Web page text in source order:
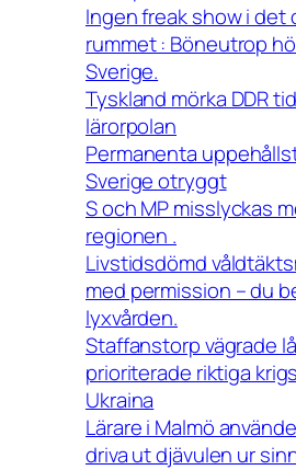
Ingen freak show i det
rummet : Böneutrop
Sverige.
Tyskland mörka DDR
lärorpolan
Permanenta
Sverige otryggt
S och MP misslyckas
regionen .
Livstidsdömd
med permission – du
lyxvården.
Staffanstorp vägrade
prioriterade riktiga
Ukraina
Lärare i Malmö
driva ut djävulen ur